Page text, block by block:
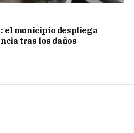
el municipio despliega
tras los daños